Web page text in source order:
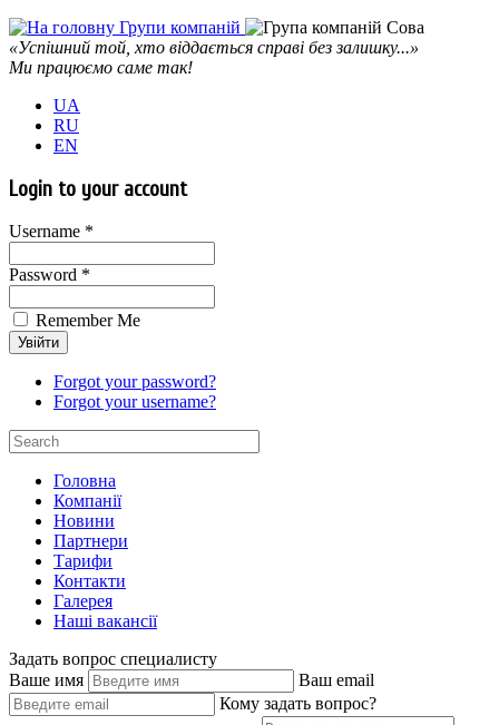
«Успішний той, хто віддається справі без залишку...»
Ми працюємо саме так!
UA
RU
EN
Login to your account
Username *
Password *
Remember Me
Forgot your password?
Forgot your username?
Головна
Компанії
Новини
Партнери
Тарифи
Контакти
Галерея
Наші вакансії
Задать вопрос специалисту
Ваше имя
Ваш email
Кому задать вопрос?